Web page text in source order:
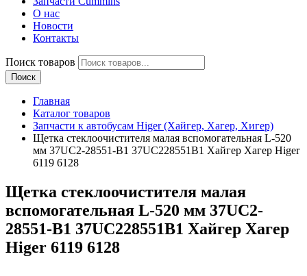
О нас
Новости
Контакты
Поиск товаров
Поиск
Главная
Каталог товаров
Запчасти к автобусам Higer (Хайгер, Хагер, Хигер)
Щетка стеклоочистителя малая вспомогательная L-520
мм 37UC2-28551-B1 37UC228551B1 Хайгер Хагер Higer
6119 6128
Щетка стеклоочистителя малая
вспомогательная L-520 мм 37UC2-
28551-B1 37UC228551B1 Хайгер Хагер
Higer 6119 6128